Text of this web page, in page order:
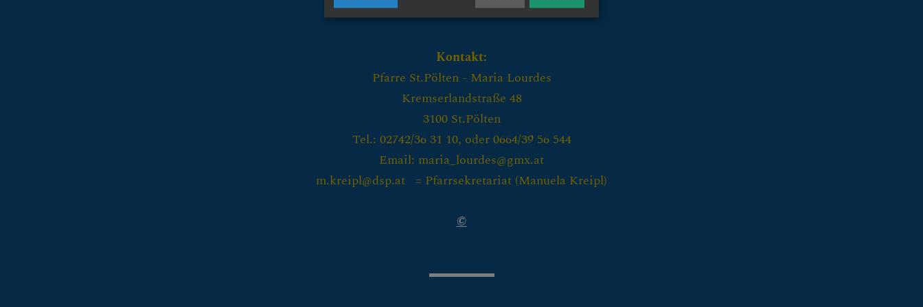
CHRISTLICHES LEBEN & SAKRAMENTE
Kontakt:
Pfarre St.Pölten - Maria Lourdes
Kremserlandstraße 48
3100 St.Pölten
Tel.: 02742/36 31 10, oder 0664/39 56 544
Email: maria_lourdes@gmx.at
m.kreipl@dsp.at = Pfarrsekretariat (Manuela Kreipl)
©